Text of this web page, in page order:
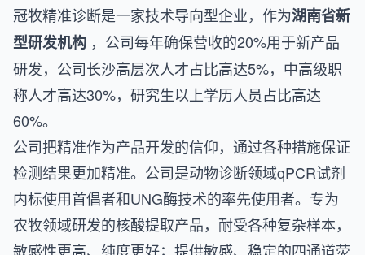
冠牧精准诊断是一家技术导向型企业，作为湖南省新
型研发机构 ，公司每年确保营收的20%用于新产品
研发，公司长沙高层次人才占比高达5%，中高级职
称人才高达30%，研究生以上学历人员占比高达
60%。
公司把精准作为产品开发的信仰，通过各种措施保证
检测结果更加精准。公司是动物诊断领域qPCR试剂
内标使用首倡者和UNG酶技术的率先使用者。专为
农牧领域研发的核酸提取产品，耐受各种复杂样本，
敏感性更高、纯度更好；提供敏感、稳定的四通道荧